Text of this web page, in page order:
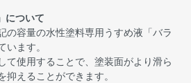
について
の容量の水性塗料専用うすめ液「バラ
います。
て使用することで、塗装面がより滑ら
えることができます。